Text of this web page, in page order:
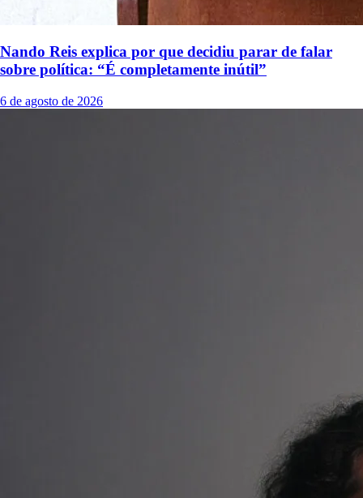
Nando Reis explica por que decidiu parar de falar
sobre política: “É completamente inútil”
6 de agosto de 2026